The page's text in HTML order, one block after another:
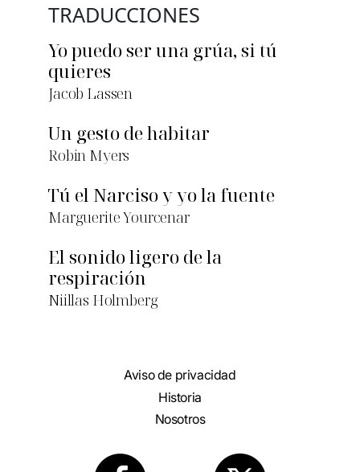
TRADUCCIONES
Yo puedo ser una grúa, si tú
quieres
Jacob Lassen
Un gesto de habitar
Robin Myers
Tú el Narciso y yo la fuente
Marguerite Yourcenar
El sonido ligero de la
respiración
Niillas Holmberg
Aviso de privacidad
Historia
Nosotros